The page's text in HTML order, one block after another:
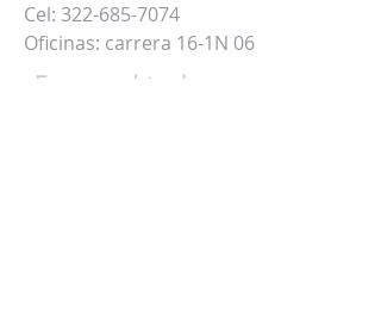
Cel: 322-685-7074
Oficinas: carrera 16-1N 06
Estamos ubicados en